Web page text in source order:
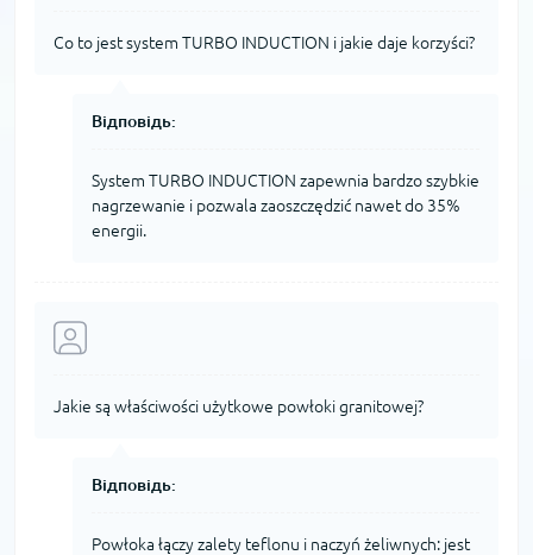
Co to jest system TURBO INDUCTION i jakie daje korzyści?
Відповідь:
System TURBO INDUCTION zapewnia bardzo szybkie
nagrzewanie i pozwala zaoszczędzić nawet do 35%
energii.
Jakie są właściwości użytkowe powłoki granitowej?
Відповідь:
Powłoka łączy zalety teflonu i naczyń żeliwnych: jest